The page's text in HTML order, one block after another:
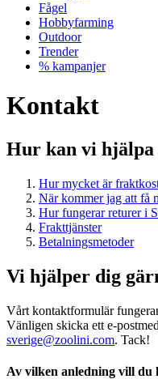
Fågel
Hobbyfarming
Outdoor
Trender
% kampanjer
Kontakt
Hur kan vi hjälpa
Hur mycket är
När kommer jag att få
Hur fungerar returer i
Frakttjänster
Betalningsmetoder
Vi hjälper dig
Vårt kontaktformulär
Vänligen skicka ett e-
sverige@zoolini.com. Tack!
Av vilken anledning vill du